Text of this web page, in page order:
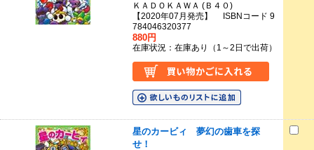
ＫＡＤＯＫＡＷＡ (Ｂ４０)
【2020年07月発売】 ISBNコード 9
784046320377
880円
在庫状況：在庫あり（1～2日で出荷）
星のカービィ 夢幻の歯車を探
せ！